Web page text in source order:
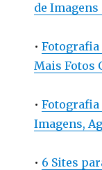
de Imagens
•Fotografia
Mais Fotos
•Fotografia
Imagens,
• 6 Sites